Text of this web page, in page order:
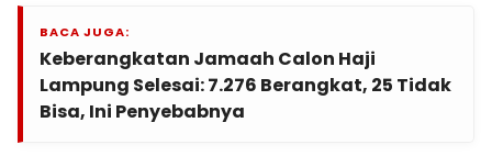
BACA JUGA:
Keberangkatan Jamaah Calon Haji
Lampung Selesai: 7.276 Berangkat, 25 Tidak
Bisa, Ini Penyebabnya